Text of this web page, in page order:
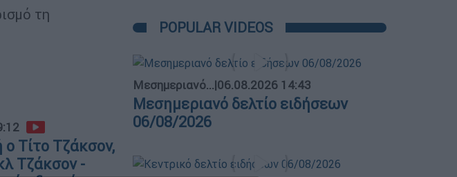
τη
Τίτο Τζάκσον,
Τζάκσον -
POPULAR VIDEOS
Μεσημεριανό...|06.08.2026 14:43
Μεσημεριανό δελτίο ειδήσεων
06/08/2026